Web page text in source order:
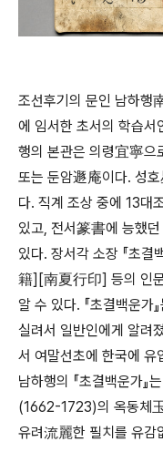
조선후기의 문인 남하
에 임서한 초서의 학습서
행의 본관은 의령宜寧
또는 둔암遯庵이다. 성
다. 직계 조상 중에 13
있고, 전서篆書에 능했
있다. 장서각 소장 『초
籍][南夏行印] 등의 인
알 수 있다. 『초결백운가
실려서 일반인에게 알려
서 여말선초에 한국에 유
남하행의 『초결백운가
(1662-1723)의 옥동체
유려流麗한 필치를 유감